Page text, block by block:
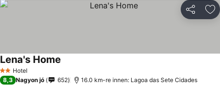
2 Kategória
Hotel
Lena's Home
8,3 Nagyon jó 652 16.0 km-re innen: Lagoa das Sete Cidades